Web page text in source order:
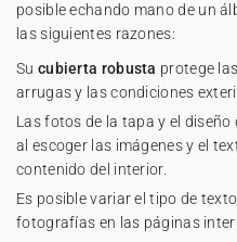
posible echando mano de un
las siguientes razones:
Su cubierta robusta protege
arrugas y las condiciones
Las fotos de la tapa y el diseño
al escoger las imágenes y el
contenido del interior.
Es posible variar el tipo de
fotografías en las páginas